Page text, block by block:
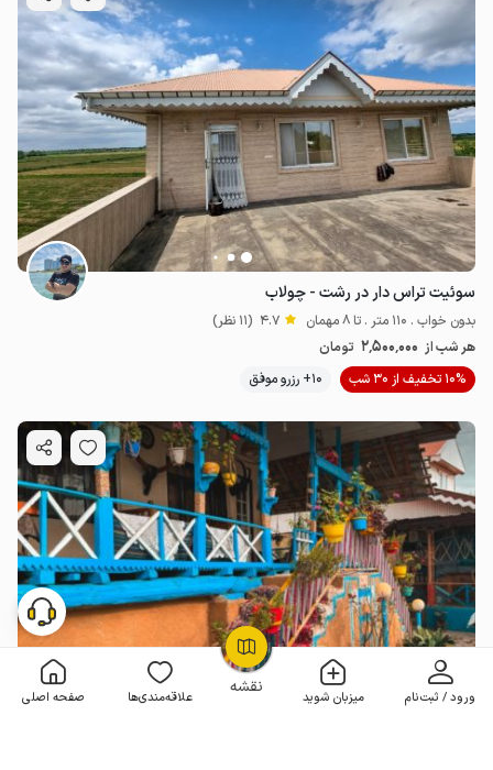
نقشه ورود / ثبت‌نام میزبان شوید علاقه‌مندی‌ها صفحه اصلی
OpenStreetMap
سوئیت تراس دار در رشت - چولاب
بدون خواب . 110 متر . تا 8 مهمان 4.7 (11 نظر)
هر شب از 2٬500٬000 تومان
10% تخفیف از 30 شب
10+ رزرو موفق